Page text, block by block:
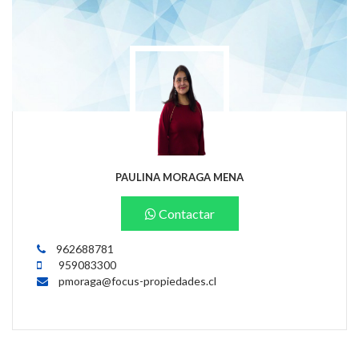
PAULINA MORAGA MENA
Contactar
962688781
959083300
pmoraga@focus-propiedades.cl